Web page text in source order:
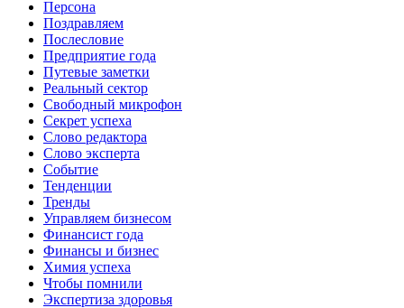
Персона
Поздравляем
Послесловие
Предприятие года
Путевые заметки
Реальный сектор
Свободный микрофон
Секрет успеха
Слово редактора
Слово эксперта
Событие
Тенденции
Тренды
Управляем бизнесом
Финансист года
Финансы и бизнес
Химия успеха
Чтобы помнили
Экспертиза здоровья